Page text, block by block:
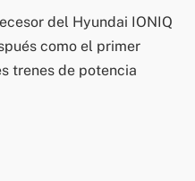
del Hyundai IONIQ
como el primer
trenes de potencia